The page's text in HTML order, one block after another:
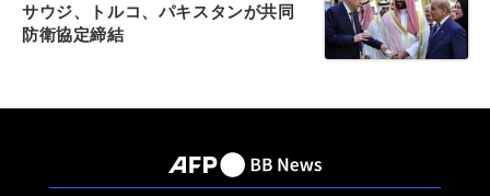
サウジ、トルコ、パキスタンが共同
防衛協定締結